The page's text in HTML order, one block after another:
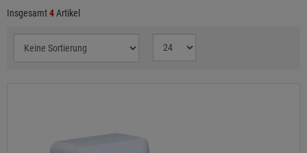
Insgesamt4 Artikel